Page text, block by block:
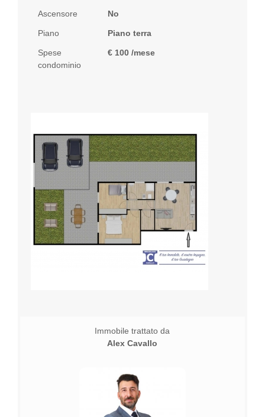
Ascensore No
Piano Piano terra
Spese
condominio
€ 100 /mese
Immobile trattato da
Alex Cavallo